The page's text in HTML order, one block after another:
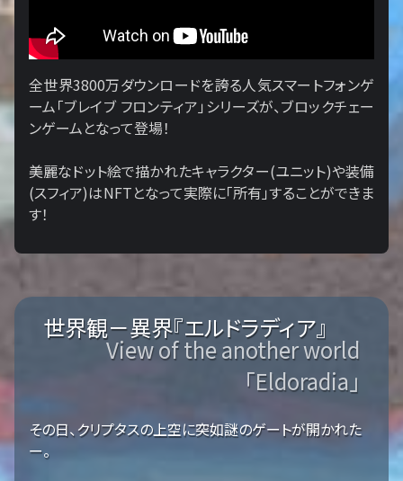
全世界3800万ダウンロードを誇る人気スマートフォンゲ
ーム「ブレイブ フロンティア」シリーズが、ブロックチェー
ンゲームとなって登場！
美麗なドット絵で描かれたキャラクター(ユニット)や装備
(スフィア)はNFTとなって実際に「所有」することができま
す！
世界観－異界『エルドラディア』
View of the another world
「Eldoradia」
その日、クリプタスの上空に突如謎のゲートが開かれた
ー。